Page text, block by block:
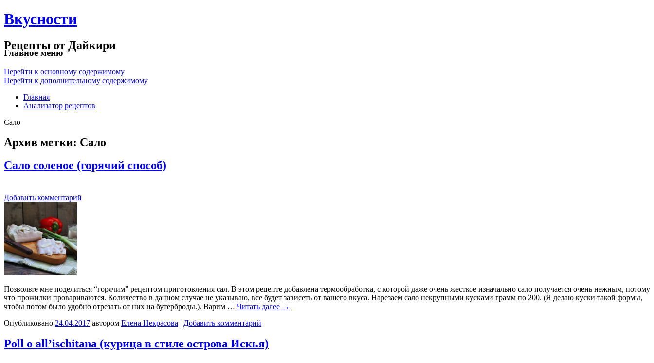
Вкусности
Рецепты от Дайкири
Главное меню
Перейти к основному содержимому
Перейти к дополнительному содержимому
Главная
Анализатор рецептов
Сало
Архив метки: Сало
Сало соленое (горячий способ)
Добавить комментарий
Позвольте мне поделиться “горячим” рецептом приготовления сал. В этом рецепте добавлена термообработка, с которой даже очень жесткое изначально сало получается очень нежным, потому
что прожилки провариваются. Количество в данном случае не указываю, все будет зависеть от вашего вкуса. Нарезаем сало некрупными кусками грамм по 200. (Я делаю куски такой формы,
чтобы потом было удобно отрезать от них на бутерброды.). Варим … Читать далее →
Опубликовано 24.04.2017 автором Елена Некрасова | Добавить комментарий
Poll o all’ischitana (курица в стиле острова Искья)